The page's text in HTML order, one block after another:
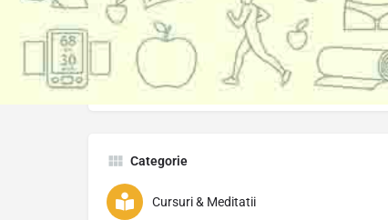
Telefon
0770931050
Categorie
Cursuri & Meditatii